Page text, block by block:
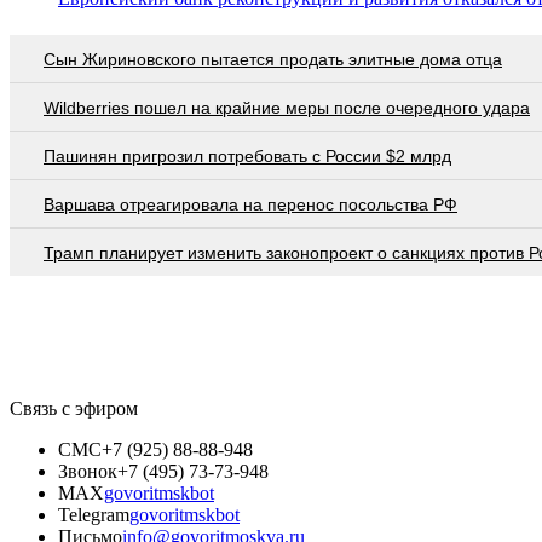
Сын Жириновского пытается продать элитные дома отца
Wildberries пошел на крайние меры после очередного удара
Пашинян пригрозил потребовать c России $2 млрд
Варшава отреагировала на перенос посольства РФ
Трамп планирует изменить законопроект о санкциях против
Связь с эфиром
СМС+7 (925) 88-88-948
Звонок+7 (495) 73-73-948
MAXgovoritmskbot
Telegramgovoritmskbot
Письмоinfo@govoritmoskva.ru